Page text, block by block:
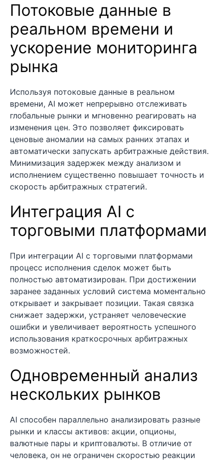
Потоковые данные в
реальном времени и
ускорение мониторинга
рынка
Используя потоковые данные в реальном
времени, AI может непрерывно отслеживать
глобальные рынки и мгновенно реагировать на
изменения цен. Это позволяет фиксировать
ценовые аномалии на самых ранних этапах и
автоматически запускать арбитражные действия.
Минимизация задержек между анализом и
исполнением существенно повышает точность и
скорость арбитражных стратегий.
Интеграция AI с
торговыми платформами
При интеграции AI с торговыми платформами
процесс исполнения сделок может быть
полностью автоматизирован. При достижении
заранее заданных условий система моментально
открывает и закрывает позиции. Такая связка
снижает задержки, устраняет человеческие
ошибки и увеличивает вероятность успешного
использования краткосрочных арбитражных
возможностей.
Одновременный анализ
нескольких рынков
AI способен параллельно анализировать разные
рынки и классы активов: акции, опционы,
валютные пары и криптовалюты. В отличие от
человека, он не ограничен скоростью реакции